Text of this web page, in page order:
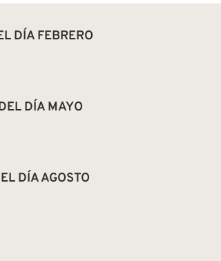
DÍA FEBRERO
DÍA MAYO
DÍA AGOSTO